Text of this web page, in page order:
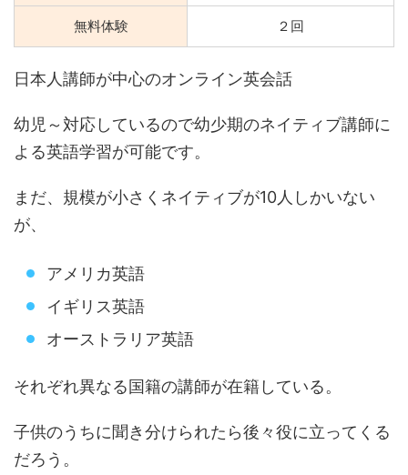
無料体験 ２回
日本人講師が中心のオンライン英会話
幼児～対応しているので幼少期のネイティブ講師に
よる英語学習が可能です。
まだ、規模が小さくネイティブが10人しかいない
が、
アメリカ英語
イギリス英語
オーストラリア英語
それぞれ異なる国籍の講師が在籍している。
子供のうちに聞き分けられたら後々役に立ってくる
だろう。